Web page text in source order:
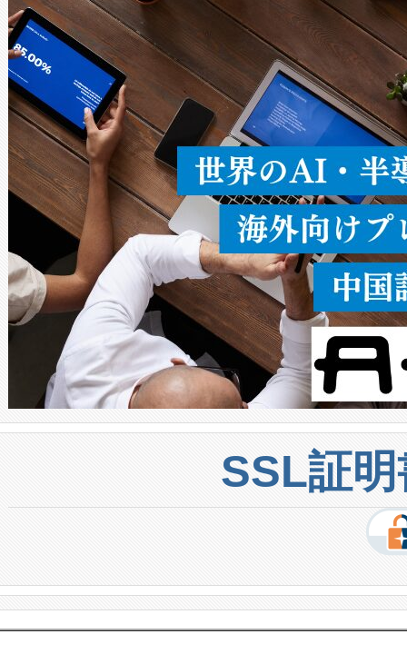
ードを切り替えて使用するこ
ることなく、単一のデバイス
うにします。遠距離まで届く
密度なスキャ […]
SSL証